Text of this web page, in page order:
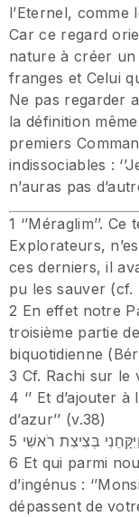
l’Eternel, comme
Car ce regard
nature à créer un
franges et Celui
Ne pas regarder
la définition
premiers
indissociables :
n’auras pas
1 ‘’Méraglim’’.
Explorateurs,
ces derniers, il
pu les sauver (cf.
2 En effet notre
troisième partie
biquotidienne
3 Cf. Rachi sur le
4 ‘’ Et d’ajouter
d’azur’’ (v.38)
5 וַיִּקָּחֵנִי בְּצִיצִת רֹאשִׁי
6 Et qui parmi
d’ingénus :
dépassent de